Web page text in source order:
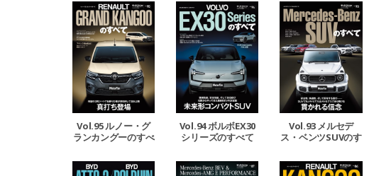
Vol.95 ルノー・グ
ランカングーのすべ
Vol.94 ボルボEX30
シリーズのすべて
Vol.93 メルセデ
ス・ベンツSUVのす